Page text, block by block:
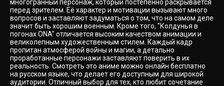
многогранный персонаж, который постепенно раскрывается
перед зрителем. Её характер и мотивации вызывают много
вопросов и заставляют задуматься о том, что на самом деле
значит быть хорошим военным. Кроме того, "Колдунья в
погонах ONA" отличается высоким качеством анимации и
великолепным художественным стилем. Каждый кадр
пропитан атмосферой войны и магии, а детально
проработанные персонажи заставляют поверить в их
реальность. Смотреть это аниме можно онлайн бесплатно
на русском языке, что делает его доступным для широкой
аудитории. Отличный выбор для тех, кто любит сочетание